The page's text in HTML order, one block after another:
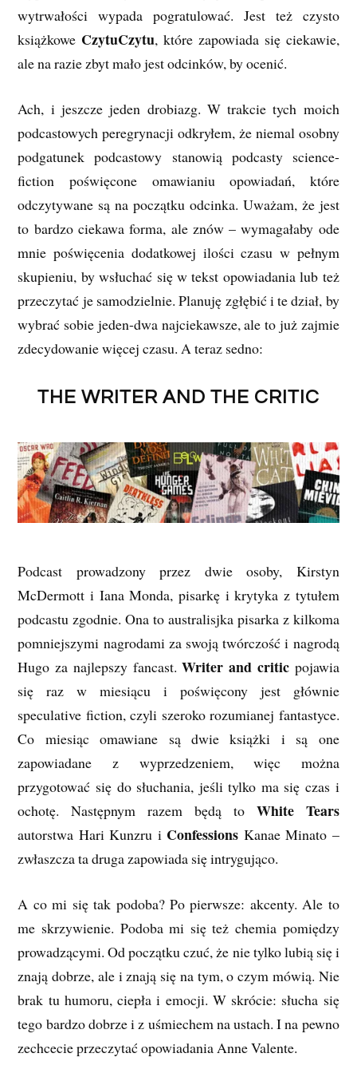
wytrwałości wypada pogratulować. Jest też czysto
książkowe CzytuCzytu, które zapowiada się ciekawie,
ale na razie zbyt mało jest odcinków, by ocenić.
Ach, i jeszcze jeden drobiazg. W trakcie tych moich
podcastowych peregrynacji odkryłem, że niemal osobny
podgatunek podcastowy stanowią podcasty science-
fiction poświęcone omawianiu opowiadań, które
odczytywane są na początku odcinka. Uważam, że jest
to bardzo ciekawa forma, ale znów – wymagałaby ode
mnie poświęcenia dodatkowej ilości czasu w pełnym
skupieniu, by wsłuchać się w tekst opowiadania lub też
przeczytać je samodzielnie. Planuję zgłębić i te dział, by
wybrać sobie jeden-dwa najciekawsze, ale to już zajmie
zdecydowanie więcej czasu. A teraz sedno:
THE WRITER AND THE CRITIC
Podcast prowadzony przez dwie osoby, Kirstyn
McDermott i Iana Monda, pisarkę i krytyka z tytułem
podcastu zgodnie. Ona to australisjka pisarka z kilkoma
pomniejszymi nagrodami za swoją twórczość i nagrodą
Hugo za najlepszy fancast.Writer and criticpojawia
się raz w miesiącu i poświęcony jest głównie
speculative fiction, czyli szeroko rozumianej fantastyce.
Co miesiąc omawiane są dwie książki i są one
zapowiadane z wyprzedzeniem, więc można
przygotować się do słuchania, jeśli tylko ma się czas i
ochotę. Następnym razem będą to White Tears
autorstwa Hari Kunzru i Confessions Kanae Minato –
zwłaszcza ta druga zapowiada się intrygująco.
A co mi się tak podoba? Po pierwsze: akcenty. Ale to
me skrzywienie. Podoba mi się też chemia pomiędzy
prowadzącymi. Od początku czuć, że nie tylko lubią się i
znają dobrze, ale i znają się na tym, o czym mówią. Nie
brak tu humoru, ciepła i emocji. W skrócie: słucha się
tego bardzo dobrze i z uśmiechem na ustach. I na pewno
zechcecie przeczytać opowiadania Anne Valente.